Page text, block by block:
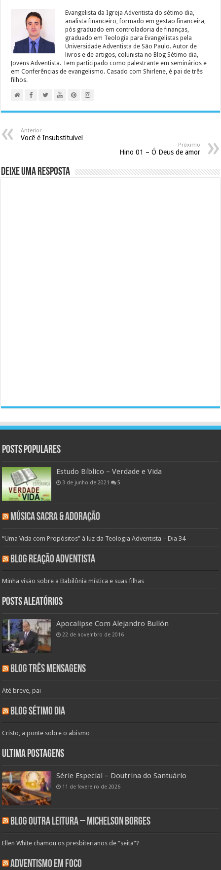
Evangelista da Igreja Adventista do sétimo dia,
analista financeiro, formado em gestão financeira,
pós graduado em controladoria de finanças,
graduado em Teologia para Evangelistas pela
Universidade Adventista de São Paulo. Autor de
livros e de artigos, colunista no Blog Sétimo dia,
Jovens Adventista. Tem participado como palestrante em seminários e
em Conferências de evangelismo. Casado com Shirlene, é pai de três
filhos.
Anterior
Você é Insubstituível
Próximo
Hino 01 – Ó Deus de amor
Deixe uma resposta
Posts populares
Estudo Bíblico – Verdade e Vida
3 de junho de 2021 5
Música Sacra & Adoração
“Uma Vida com Propósitos” à luz da Teologia Adventista – Dia 34
Blog Reação Adventista
Minha visão sobre a Babilônia mística e suas filhas
Posts aleatórios
Apocalipse Com Alejandro Bullón
22 de novembro de 2016
Blog Três Mensagens
Até breve, pai
Blog Sétimo Dia
Cristo, a ponte sobre o abismo
Ultima Postagens
Série Especial – Doutrina do Santuário
11 de fevereiro de 2026
Blog Outra Leitura – Michelson Borges
Ellen White chamou os presbiterianos de “seita”?
Adventismo em Foco